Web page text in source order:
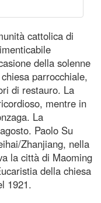
cattolica di
della solenne
parrocchiale,
di restauro. La
mentre in
La
Paolo Su
Zhanjiang, nella
la città di Maoming
della chiesa
1921.